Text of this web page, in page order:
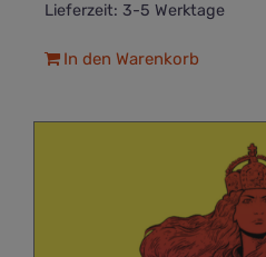
Lieferzeit: 3-5 Werktage
In den Warenkorb